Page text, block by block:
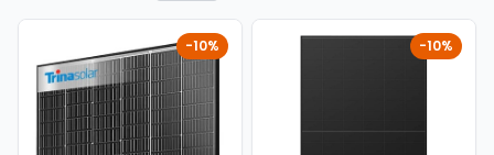
Crnogorski
MK Македонски
-10% -10%